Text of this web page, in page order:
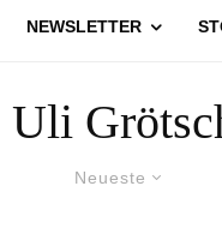
NEWSLETTER
Uli
Neueste